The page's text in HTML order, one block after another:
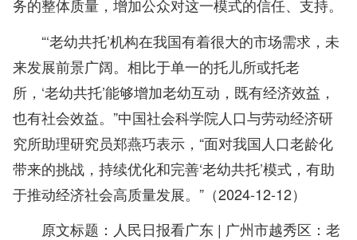
务的整体质量，增加公众对这一模式的信任、支持。
“‘老幼共托’机构在我国有着很大的市场需求，未
来发展前景广阔。相比于单一的托儿所或托老
所，‘老幼共托’能够增加老幼互动，既有经济效益，
也有社会效益。”中国社会科学院人口与劳动经济研
究所助理研究员郑燕巧表示，“面对我国人口老龄化
带来的挑战，持续优化和完善‘老幼共托’模式，有助
于推动经济社会高质量发展。”（2024-12-12）
原文标题：人民日报看广东 | 广州市越秀区：老